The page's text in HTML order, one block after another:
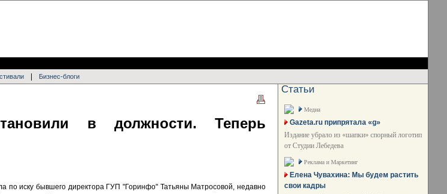
Бизнес-блоги
в должности. Теперь
по иску бывшего директора ГУП "Горинфо" Татьяны Матросовой, недавно
Статьи
Медиа
Gazeta.ru припрятала «g»
Издание убрало из «шапки» спорный логотип
от Студии Лебедева
Реклама и Маркетинг
Елена Чувахина: Мы будем растить
свои кадры